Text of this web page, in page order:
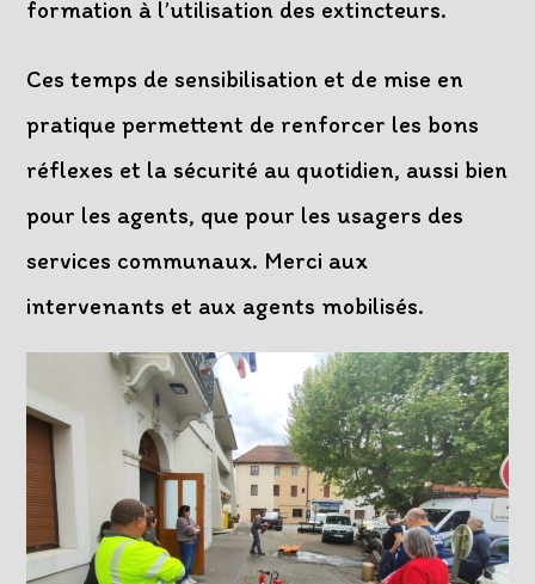
formation à l’utilisation des extincteurs.
Ces temps de sensibilisation et de mise en
pratique permettent de renforcer les bons
réflexes et la sécurité au quotidien, aussi bien
pour les agents, que pour les usagers des
services communaux. Merci aux
intervenants et aux agents mobilisés.